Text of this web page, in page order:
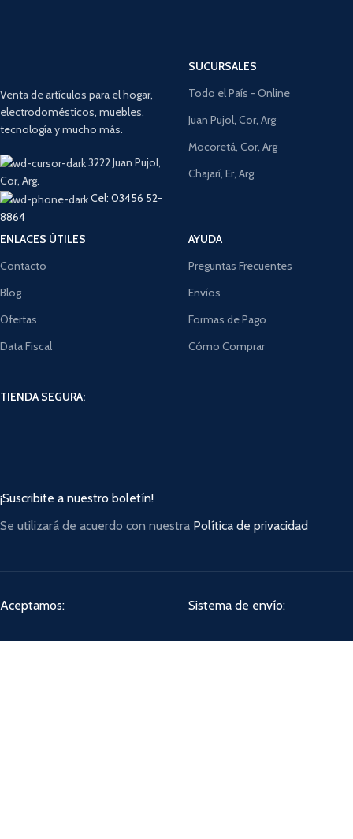
Venta de artículos para el hogar,
electrodomésticos, muebles,
tecnología y mucho más.
3222 Juan Pujol,
Cor, Arg.
Cel: 03456 52-
8864
SUCURSALES
Todo el País - Online
Juan Pujol, Cor, Arg
Mocoretá, Cor, Arg
Chajarí, Er, Arg.
ENLACES ÚTILES
Contacto
Blog
Ofertas
Data Fiscal
AYUDA
Preguntas Frecuentes
Envíos
Formas de Pago
Cómo Comprar
TIENDA SEGURA:
¡Suscribite a nuestro boletín!
Se utilizará de acuerdo con nuestra Política de privacidad
Aceptamos: Sistema de envío: